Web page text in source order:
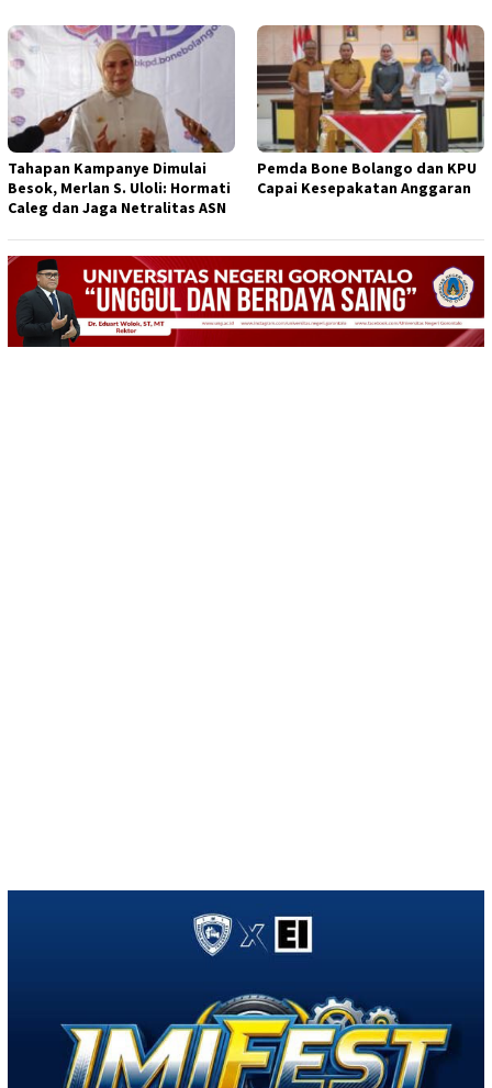
Tahapan Kampanye Dimulai
Besok, Merlan S. Uloli: Hormati
Caleg dan Jaga Netralitas ASN
Pemda Bone Bolango dan KPU
Capai Kesepakatan Anggaran